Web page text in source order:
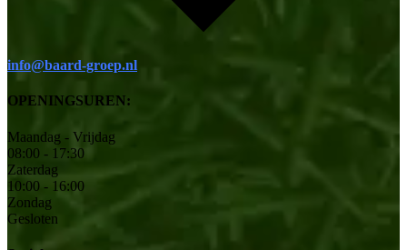
info@baard-groep.nl
OPENINGSUREN:
Maandag - Vrijdag
08:00 - 17:30
Zaterdag
10:00 - 16:00
Zondag
Gesloten